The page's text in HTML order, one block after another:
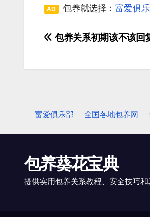
AD 包养就选择： 富爱俱
包养关系初期该不该回
富爱俱乐部 全国各地包养网
包养葵花宝典
提供实用包养关系教程、安全技巧